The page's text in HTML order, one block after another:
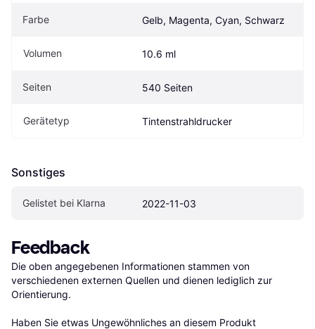
Farbe Gelb, Magenta, Cyan, Schwarz
Volumen 10.6 ml
Seiten 540 Seiten
Gerätetyp Tintenstrahldrucker
Sonstiges
Gelistet bei Klarna 2022-11-03
Feedback
Die oben angegebenen Informationen stammen von
verschiedenen externen Quellen und dienen lediglich zur
Orientierung.
Haben Sie etwas Ungewöhnliches an diesem Produkt